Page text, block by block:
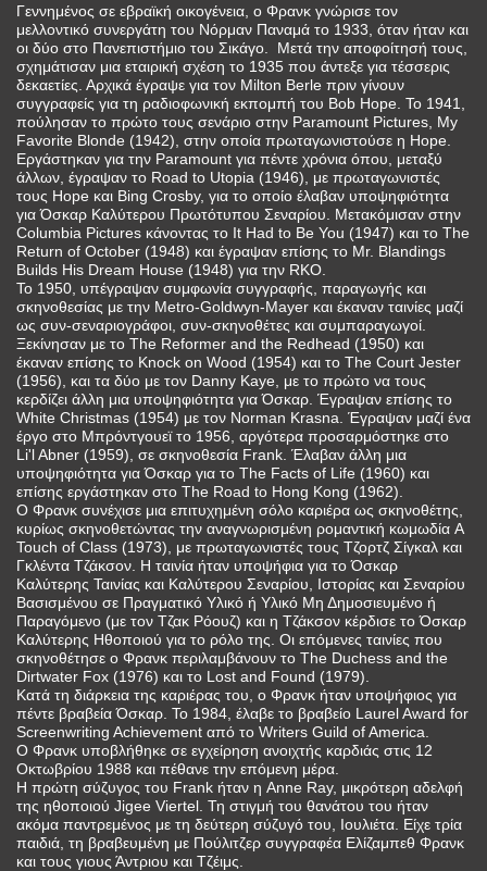
Γεννημένος σε εβραϊκή οικογένεια, ο Φρανκ γνώρισε τον
μελλοντικό συνεργάτη του Νόρμαν Παναμά το 1933, όταν ήταν και
οι δύο στο Πανεπιστήμιο του Σικάγο. Μετά την αποφοίτησή τους,
σχημάτισαν μια εταιρική σχέση το 1935 που άντεξε για τέσσερις
δεκαετίες. Αρχικά έγραψε για τον Milton Berle πριν γίνουν
συγγραφείς για τη ραδιοφωνική εκπομπή του Bob Hope. Το 1941,
πούλησαν το πρώτο τους σενάριο στην Paramount Pictures, My
Favorite Blonde (1942), στην οποία πρωταγωνιστούσε η Hope.
Εργάστηκαν για την Paramount για πέντε χρόνια όπου, μεταξύ
άλλων, έγραψαν το Road to Utopia (1946), με πρωταγωνιστές
τους Hope και Bing Crosby, για το οποίο έλαβαν υποψηφιότητα
για Όσκαρ Καλύτερου Πρωτότυπου Σεναρίου. Μετακόμισαν στην
Columbia Pictures κάνοντας το It Had to Be You (1947) και το The
Return of October (1948) και έγραψαν επίσης το Mr. Blandings
Builds His Dream House (1948) για την RKO.
Το 1950, υπέγραψαν συμφωνία συγγραφής, παραγωγής και
σκηνοθεσίας με την Metro-Goldwyn-Mayer και έκαναν ταινίες μαζί
ως συν-σεναριογράφοι, συν-σκηνοθέτες και συμπαραγωγοί.
Ξεκίνησαν με το The Reformer and the Redhead (1950) και
έκαναν επίσης το Knock on Wood (1954) και το The Court Jester
(1956), και τα δύο με τον Danny Kaye, με το πρώτο να τους
κερδίζει άλλη μια υποψηφιότητα για Όσκαρ. Έγραψαν επίσης το
White Christmas (1954) με τον Norman Krasna. Έγραψαν μαζί ένα
έργο στο Μπρόντγουεϊ το 1956, αργότερα προσαρμόστηκε στο
Li'l Abner (1959), σε σκηνοθεσία Frank. Έλαβαν άλλη μια
υποψηφιότητα για Όσκαρ για το The Facts of Life (1960) και
επίσης εργάστηκαν στο The Road to Hong Kong (1962).
Ο Φρανκ συνέχισε μια επιτυχημένη σόλο καριέρα ως σκηνοθέτης,
κυρίως σκηνοθετώντας την αναγνωρισμένη ρομαντική κωμωδία A
Touch of Class (1973), με πρωταγωνιστές τους Τζορτζ Σίγκαλ και
Γκλέντα Τζάκσον. Η ταινία ήταν υποψήφια για το Όσκαρ
Καλύτερης Ταινίας και Καλύτερου Σεναρίου, Ιστορίας και Σεναρίου
Βασισμένου σε Πραγματικό Υλικό ή Υλικό Μη Δημοσιευμένο ή
Παραγόμενο (με τον Τζακ Ρόουζ) και η Τζάκσον κέρδισε το Όσκαρ
Καλύτερης Ηθοποιού για το ρόλο της. Οι επόμενες ταινίες που
σκηνοθέτησε ο Φρανκ περιλαμβάνουν το The Duchess and the
Dirtwater Fox (1976) και το Lost and Found (1979).
Κατά τη διάρκεια της καριέρας του, ο Φρανκ ήταν υποψήφιος για
πέντε βραβεία Όσκαρ. Το 1984, έλαβε το βραβείο Laurel Award for
Screenwriting Achievement από το Writers Guild of America.
Ο Φρανκ υποβλήθηκε σε εγχείρηση ανοιχτής καρδιάς στις 12
Οκτωβρίου 1988 και πέθανε την επόμενη μέρα.
Η πρώτη σύζυγος του Frank ήταν η Anne Ray, μικρότερη αδελφή
της ηθοποιού Jigee Viertel. Τη στιγμή του θανάτου του ήταν
ακόμα παντρεμένος με τη δεύτερη σύζυγό του, Ιουλιέτα. Είχε τρία
παιδιά, τη βραβευμένη με Πούλιτζερ συγγραφέα Ελίζαμπεθ Φρανκ
και τους γιους Άντριου και Τζέιμς.